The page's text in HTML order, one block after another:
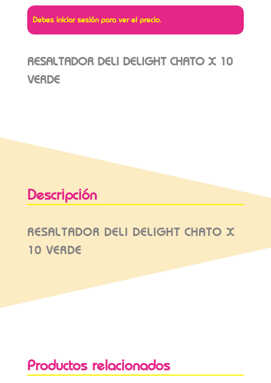
Debes iniciar sesión para ver el precio.
RESALTADOR DELI DELIGHT CHATO X 10
VERDE
Descripción
RESALTADOR DELI DELIGHT CHATO X
10 VERDE
Productos relacionados